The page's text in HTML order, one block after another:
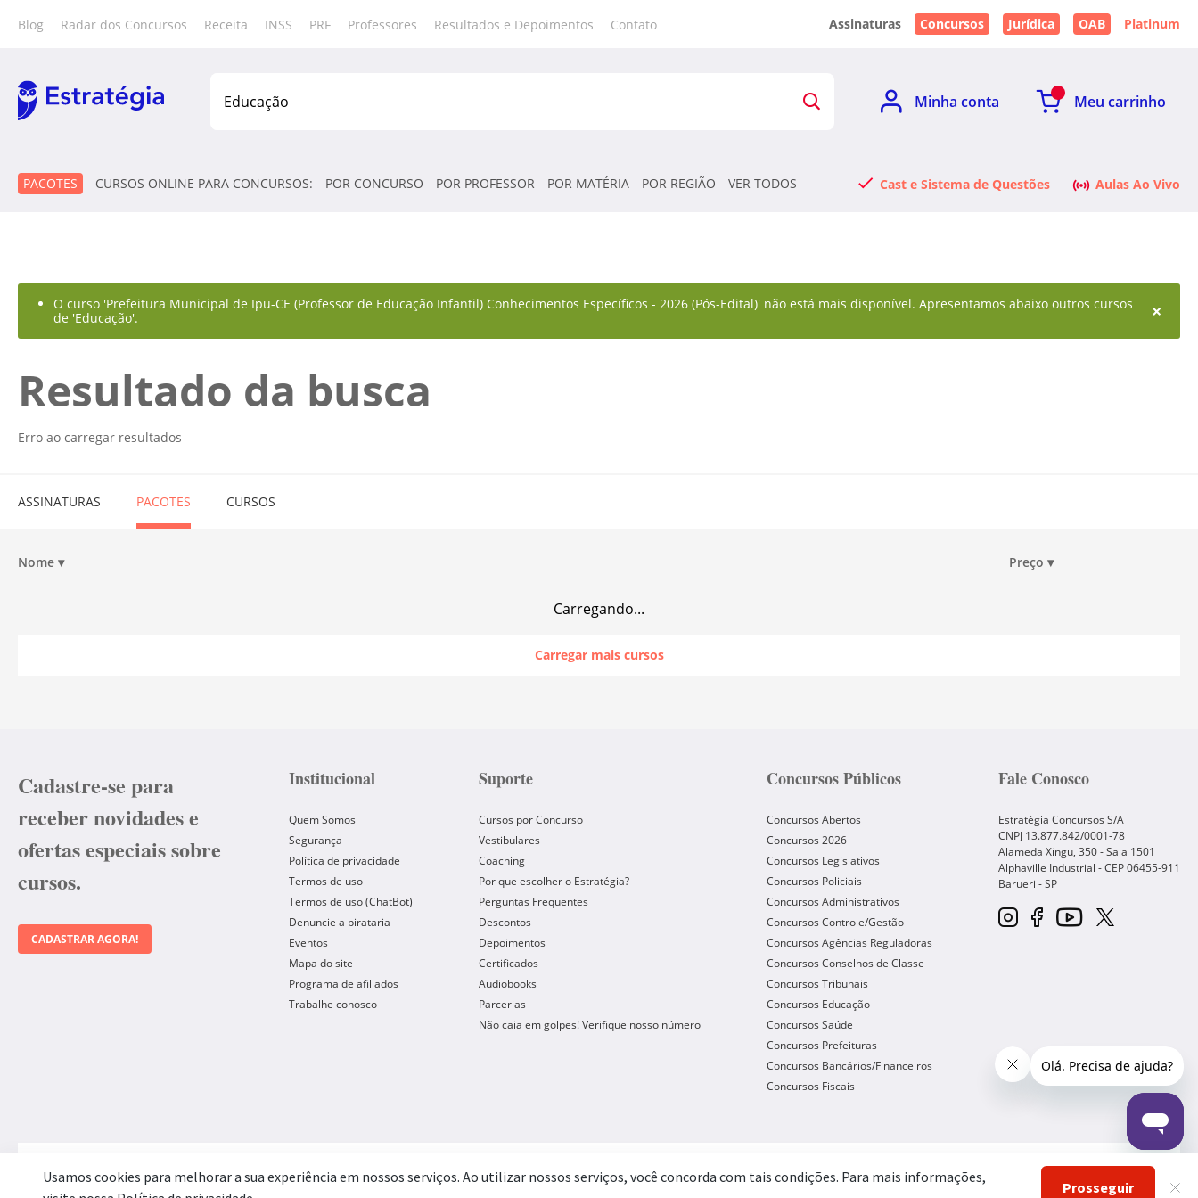
Blog Radar dos Concursos Receita INSS PRF Professores Resultados e Depoimentos Contato Assinaturas Concursos Jurídica OAB Platinum
Minha conta Meu carrinho
PACOTES CURSOS ONLINE PARA CONCURSOS: POR CONCURSO POR PROFESSOR POR MATÉRIA POR REGIÃO VER TODOS Cast e Sistema de Questões Aulas Ao Vivo
O curso 'Prefeitura Municipal de Ipu-CE (Professor de Educação Infantil) Conhecimentos Específicos - 2026 (Pós-Edital)' não está mais disponível. Apresentamos abaixo outros cursos
de 'Educação'.
×
Resultado da busca
Erro ao carregar resultados
ASSINATURAS PACOTES CURSOS
Nome ▾ Preço ▾
Carregando...
Carregar mais cursos
Cadastre-se para
receber novidades e
ofertas especiais sobre
cursos.
CADASTRAR AGORA!
Institucional
Quem Somos
Segurança
Política de privacidade
Termos de uso
Termos de uso (ChatBot)
Denuncie a pirataria
Eventos
Mapa do site
Programa de afiliados
Trabalhe conosco
Suporte
Cursos por Concurso
Vestibulares
Coaching
Por que escolher o Estratégia?
Perguntas Frequentes
Descontos
Depoimentos
Certificados
Audiobooks
Parcerias
Não caia em golpes! Verifique nosso número
Concursos Públicos
Concursos Abertos
Concursos 2026
Concursos Legislativos
Concursos Policiais
Concursos Administrativos
Concursos Controle/Gestão
Concursos Agências Reguladoras
Concursos Conselhos de Classe
Concursos Tribunais
Concursos Educação
Concursos Saúde
Concursos Prefeituras
Concursos Bancários/Financeiros
Concursos Fiscais
Fale Conosco
Estratégia Concursos S/A
CNPJ 13.877.842/0001-78
Alameda Xingu, 350 - Sala 1501
Alphaville Industrial - CEP06455-911
Barueri -SP
Forma de Pagamento